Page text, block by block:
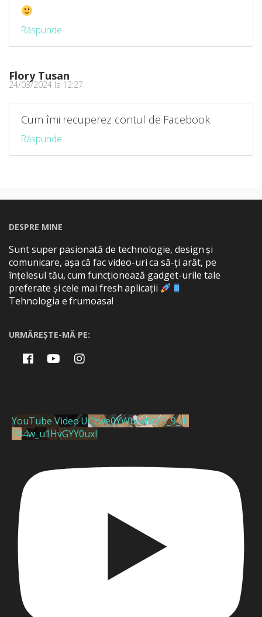
Răspunde
Flory Tusan
24/03/2024 la 12:27
Cum îmi recuperez contul de Facebook
Răspunde
DESPRE MINE
Sunt super pasionată de technologie, design și
comunicare, așa că fac video-uri ca să-ți arăt, pe
înțelesul tău, cum funcționează gadget-urile tale
preferate și cele mai fresh aplicații
Tehnologia e frumoasa!
URMĂREȘTE-MĂ PE:
YouTube Video UCzwe0YWblwBt2B_9_d-
P44w_u1HvGYY0uxI